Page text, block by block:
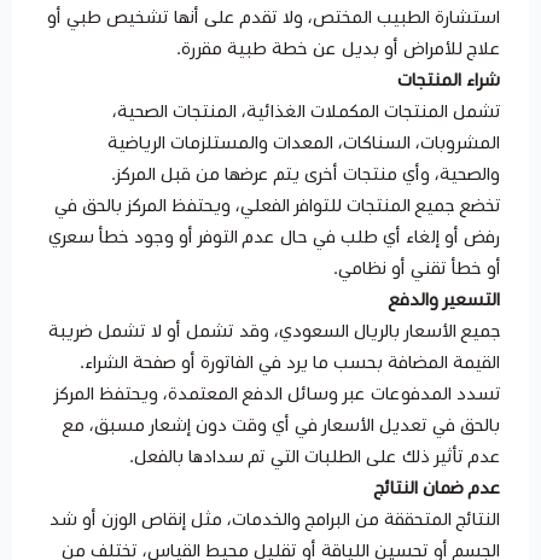
استشارة الطبيب المختص، ولا تقدم على أنها تشخيص طبي أو
علاج للأمراض أو بديل عن خطة طبية مقررة.
شراء المنتجات
تشمل المنتجات المكملات الغذائية، المنتجات الصحية،
المشروبات، السناكات، المعدات والمستلزمات الرياضية
والصحية، وأي منتجات أخرى يتم عرضها من قبل المركز.
تخضع جميع المنتجات للتوافر الفعلي، ويحتفظ المركز بالحق في
رفض أو إلغاء أي طلب في حال عدم التوفر أو وجود خطأ سعري
أو خطأ تقني أو نظامي.
التسعير والدفع
جميع الأسعار بالريال السعودي، وقد تشمل أو لا تشمل ضريبة
القيمة المضافة بحسب ما يرد في الفاتورة أو صفحة الشراء.
تسدد المدفوعات عبر وسائل الدفع المعتمدة، ويحتفظ المركز
بالحق في تعديل الأسعار في أي وقت دون إشعار مسبق، مع
عدم تأثير ذلك على الطلبات التي تم سدادها بالفعل.
عدم ضمان النتائج
النتائج المتحققة من البرامج والخدمات، مثل إنقاص الوزن أو شد
الجسم أو تحسين اللياقة أو تقليل محيط القياس، تختلف من